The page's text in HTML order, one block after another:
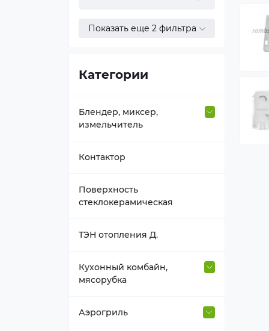
Показать еще 2 фильтра
Категории
Блендер, миксер,
измельчитель
Втулка вала
Держатель насадок
Нож к блендеру
Прочее для блендера,
Контактор
Поверхность
стеклокерамическая
ТЭН отопления Д.
Кухонный комбайн,
мясорубка
Венчик, взбиватель
Аэрогриль